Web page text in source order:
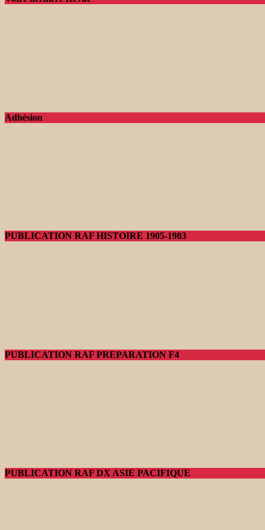
Adhésion
PUBLICATION RAF HISTOIRE 1905-1983
PUBLICATION RAF PREPARATION F4
PUBLICATION RAF DX ASIE PACIFIQUE